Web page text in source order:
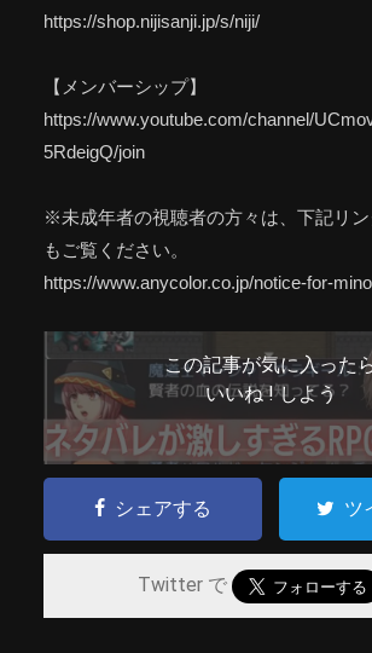
https://shop.nijisanji.jp/s/niji/
【メンバーシップ】
https://www.youtube.com/channel/
5RdeigQ/join
※未成年者の視聴者の方々は、下記リ
もご覧ください。
https://www.anycolor.co.jp/notice-for-
この記事が気に入った
いいね ! しよう
シェアする ツ
Twitter で